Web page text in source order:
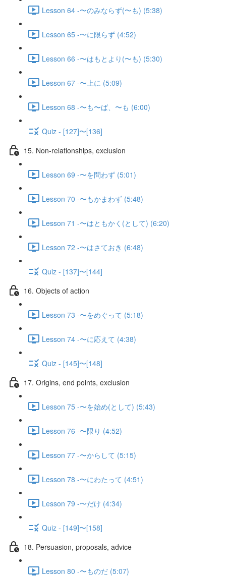
Lesson 64 -〜のみならず(〜も) (5:38)
Lesson 65 -〜に限らず (4:52)
Lesson 66 -〜はもとより(〜も) (5:30)
Lesson 67 -〜上に (5:09)
Lesson 68 -〜も〜ば、〜も (6:00)
Quiz - [127]〜[136]
15. Non-relationships, exclusion
Lesson 69 -〜を問わず (5:01)
Lesson 70 -〜もかまわず (5:48)
Lesson 71 -〜はともかく(として) (6:20)
Lesson 72 -〜はさておき (6:48)
Quiz - [137]〜[144]
16. Objects of action
Lesson 73 -〜をめぐって (5:18)
Lesson 74 -〜に応えて (4:38)
Quiz - [145]〜[148]
17. Origins, end points, exclusion
Lesson 75 -〜を始め(として) (5:43)
Lesson 76 -〜限り (4:52)
Lesson 77 -〜からして (5:15)
Lesson 78 -〜にわたって (4:51)
Lesson 79 -〜だけ (4:34)
Quiz - [149]〜[158]
18. Persuasion, proposals, advice
Lesson 80 -〜ものだ (5:07)